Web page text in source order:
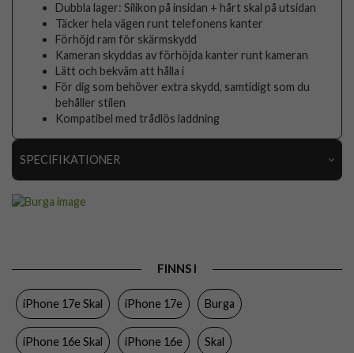
Dubbla lager: Silikon på insidan + hårt skal på utsidan
Täcker hela vägen runt telefonens kanter
Förhöjd ram för skärmskydd
Kameran skyddas av förhöjda kanter runt kameran
Lätt och bekväm att hålla i
För dig som behöver extra skydd, samtidigt som du
behåller stilen
Kompatibel med trådlös laddning
SPECIFIKATIONER
Material Hårdplast (PC), Mjukplast (TPU)
FINNS I
iPhone 17e Skal iPhone 17e Burga
iPhone 16e Skal iPhone 16e Skal